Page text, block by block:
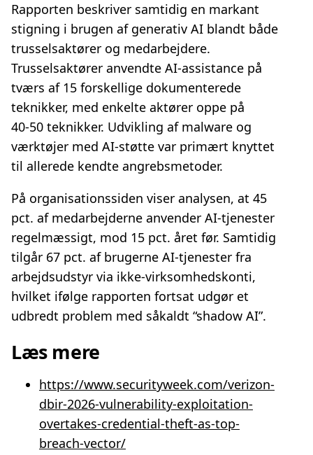
Rapporten beskriver samtidig en markant
stigning i brugen af generativ AI blandt både
trusselsaktører og medarbejdere.
Trusselsaktører anvendte AI‑assistance på
tværs af 15 forskellige dokumenterede
teknikker, med enkelte aktører oppe på
40‑50 teknikker. Udvikling af malware og
værktøjer med AI‑støtte var primært knyttet
til allerede kendte angrebsmetoder.
På organisationssiden viser analysen, at 45
pct. af medarbejderne anvender AI‑tjenester
regelmæssigt, mod 15 pct. året før. Samtidig
tilgår 67 pct. af brugerne AI‑tjenester fra
arbejdsudstyr via ikke‑virksomhedskonti,
hvilket ifølge rapporten fortsat udgør et
udbredt problem med såkaldt “shadow AI”.
Læs mere
https://www.securityweek.com/verizon-
dbir-2026-vulnerability-exploitation-
overtakes-credential-theft-as-top-
breach-vector/